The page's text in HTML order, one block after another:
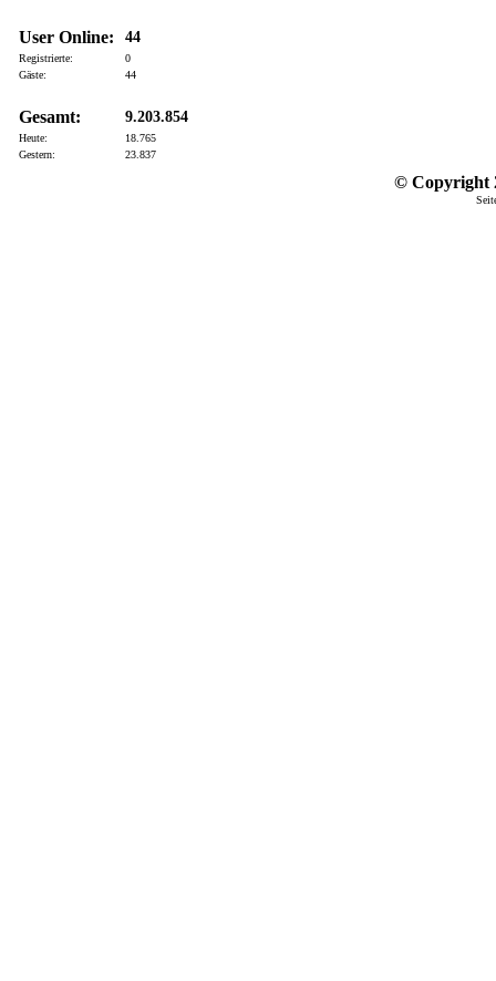
User Online: 44
Registrierte:
0
Gäste:
44
Gesamt: 9.203.854
Heute:
18.765
Gestern:
23.837
© Copyright